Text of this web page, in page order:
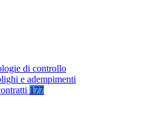
di controllo
e adempimenti
177